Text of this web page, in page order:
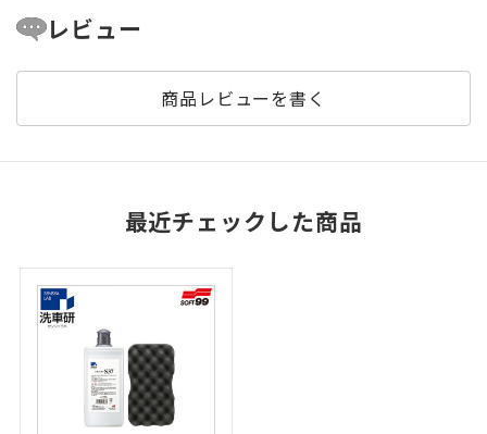
レビュー
商品レビューを書く
最近チェックした商品